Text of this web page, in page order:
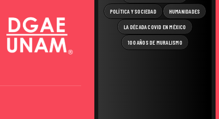
POLÍTICA Y SOCIEDAD HUMANIDADES
LA DÉCADA COVID EN MÉXICO
100 AÑOS DE MURALISMO